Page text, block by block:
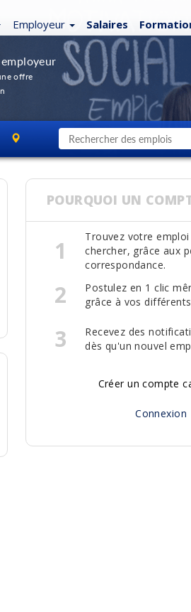
Employeur Salaires
employeur
offre
POURQUOI UN
1
Trouvez votre emploi
chercher, grâce aux
correspondance.
2
Postulez en 1 clic
grâce à vos
3
Recevez des
dès qu'un nouvel
Créer un compte
Connexion